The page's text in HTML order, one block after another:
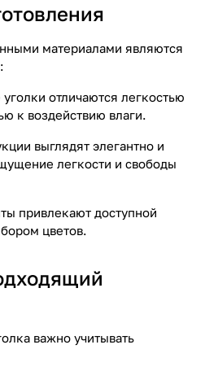
материалами являются
отличаются легкостью
к воздействию влаги.
выглядят элегантно и
легкости и свободы
привлекают доступной
цветов.
важно учитывать